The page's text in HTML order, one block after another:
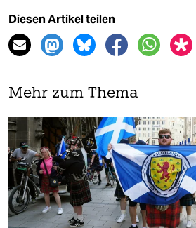
Diesen Artikel teilen
Mehr zum Thema